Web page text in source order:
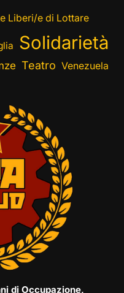
Liberi/e di Lottare
Solidarietà
Teatro Venezuela
di Occupazione,